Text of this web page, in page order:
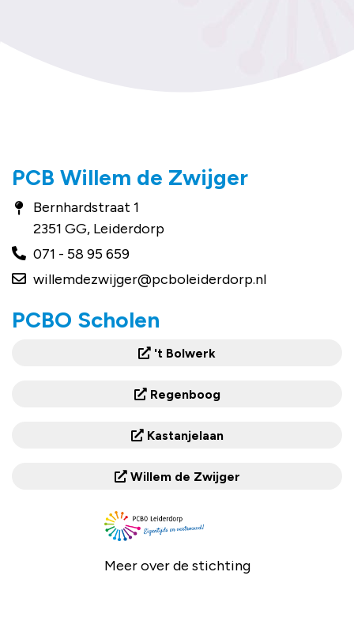
PCB Willem de Zwijger
Bernhardstraat 1
2351 GG, Leiderdorp
071 - 58 95 659
willemdezwijger@pcboleiderdorp.nl
PCBO Scholen
't Bolwerk
Regenboog
Kastanjelaan
Willem de Zwijger
Meer over de stichting